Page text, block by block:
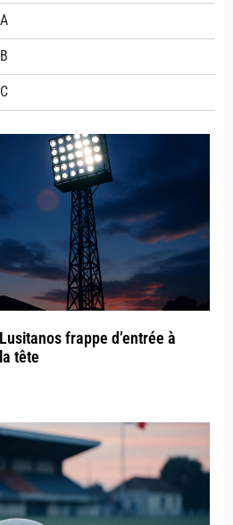
frappe d’entrée à
tête